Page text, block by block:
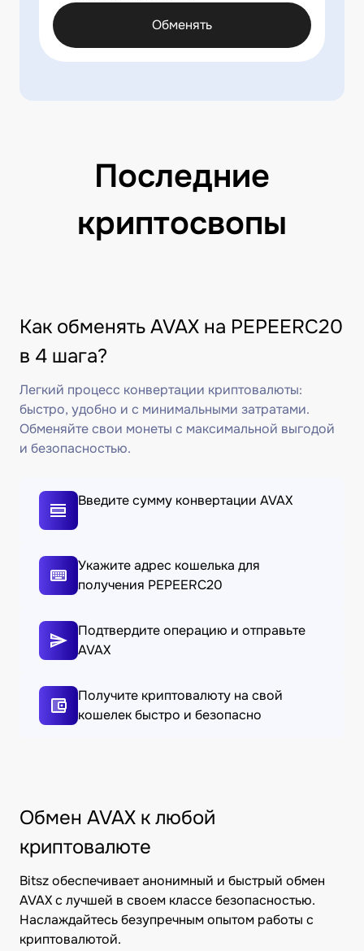
Обменять
Последние
криптосвопы
Как обменять AVAX на PEPEERC20
в 4 шага?
Легкий процесс конвертации криптовалюты:
быстро, удобно и с минимальными затратами.
Обменяйте свои монеты с максимальной выгодой
и безопасностью.
Введите сумму конвертации AVAX
Укажите адрес кошелька для
получения PEPEERC20
Подтвердите операцию и отправьте
AVAX
Получите криптовалюту на свой
кошелек быстро и безопасно
Обмен AVAX к любой
криптовалюте
Bitsz обеспечивает анонимный и быстрый обмен
AVAX с лучшей в своем классе безопасностью.
Наслаждайтесь безупречным опытом работы с
криптовалютой.